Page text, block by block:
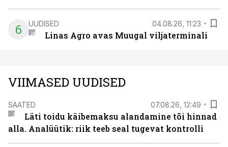
6 UUDISED 04.08.26, 11:23
Linas Agro avas Muugal viljaterminali
VIIMASED UUDISED
SAATED 07.08.26, 12:49
Läti toidu käibemaksu alandamine tõi hinnad
alla. Analüütik: riik teeb seal tugevat kontrolli